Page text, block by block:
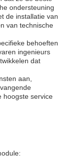
ondersteuning
de installatie van
van technische
behoeften
ingenieurs
dat
aan,
hoogste service